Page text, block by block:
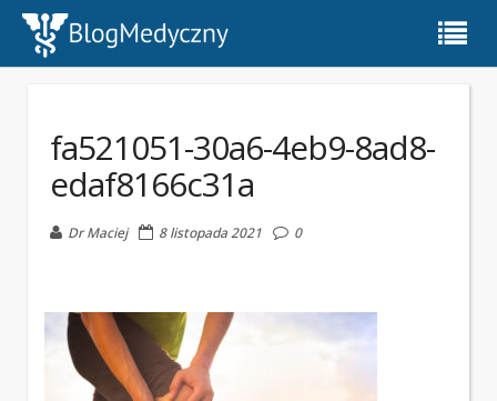
fa521051-30a6-4eb9-8ad8-
edaf8166c31a
Dr Maciej 8 listopada 2021 0